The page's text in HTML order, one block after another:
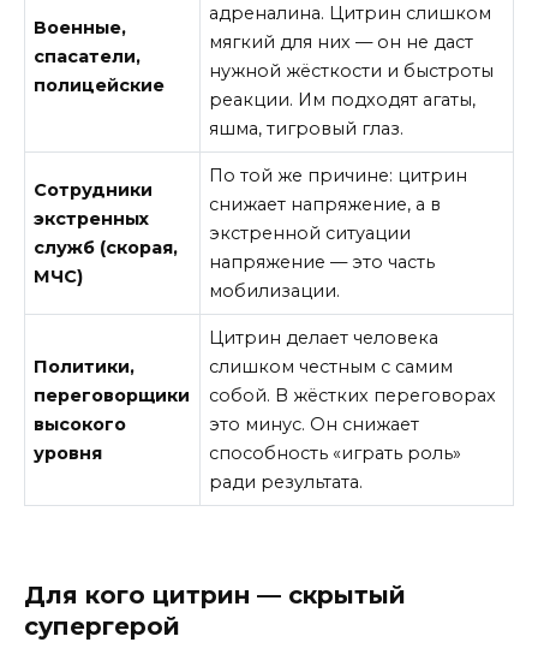
Военные,
спасатели,
полицейские
адреналина. Цитрин слишком
мягкий для них — он не даст
нужной жёсткости и быстроты
реакции. Им подходят агаты,
яшма, тигровый глаз.
Сотрудники
экстренных
служб (скорая,
МЧС)
По той же причине: цитрин
снижает напряжение, а в
экстренной ситуации
напряжение — это часть
мобилизации.
Политики,
переговорщики
высокого
уровня
Цитрин делает человека
слишком честным с самим
собой. В жёстких переговорах
это минус. Он снижает
способность «играть роль»
ради результата.
Для кого цитрин — скрытый
супергерой